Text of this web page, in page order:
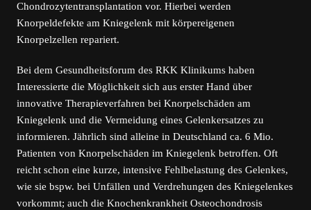
Chondrozytentransplantation vor. Hierbei werden
Knorpeldefekte am Kniegelenk mit körpereigenen
Knorpelzellen repariert.
Bei dem Gesundheitsforum des RKK Klinikums haben
Interessierte die Möglichkeit sich aus erster Hand über
innovative Therapieverfahren bei Knorpelschäden am
Kniegelenk und die Vermeidung eines Gelenkersatzes zu
informieren. Jährlich sind alleine in Deutschland ca. 6 Mio.
Patienten von Knorpelschäden im Kniegelenk betroffen. Oft
reicht schon eine kurze, intensive Fehlbelastung des Gelenkes,
wie sie bspw. bei Unfällen und Verdrehungen des Kniegelenkes
vorkommt; auch die Knochenkrankheit Osteochondrosis